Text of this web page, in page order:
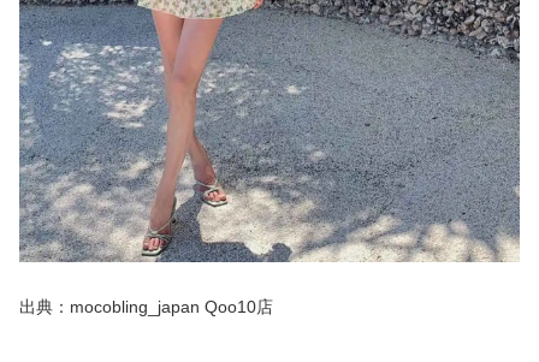
出典：mocobling_japan Qoo10店